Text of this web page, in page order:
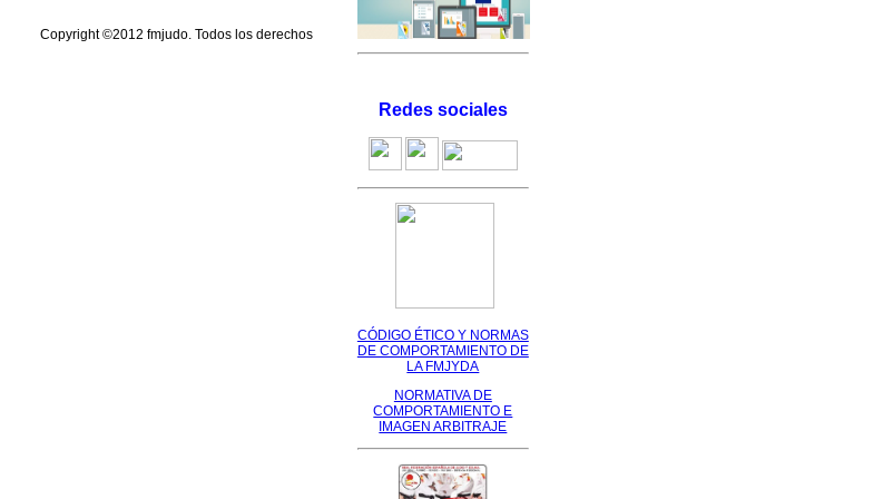
Redes sociales
CÓDIGO ÉTICO Y NORMAS
DE COMPORTAMIENTO DE
LA FMJYDA
NORMATIVA DE
COMPORTAMIENTO E
IMAGEN ARBITRAJE
Copyright ©2012 fmjudo. Todos los derechos